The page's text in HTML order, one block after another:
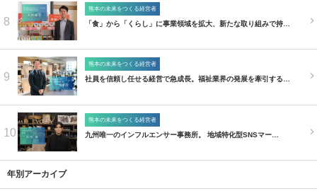
8
熊本の未来をつくる経営者
「食」から「くらし」に事業領域を拡大、新たな取り組みで持…
9
熊本の未来をつくる経営者
社員を信頼し任せる経営で急成長。福祉業界の発展を牽引する…
10
熊本の未来をつくる経営者
九州唯一のインフルエンサー事務所。 地域特化型SNSマー…
年別アーカイブ